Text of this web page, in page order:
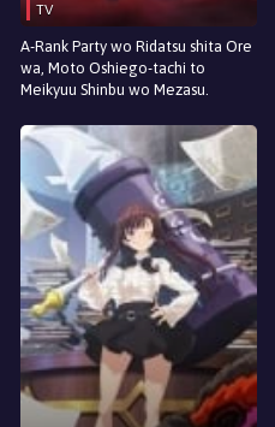
TV
A-Rank Party wo Ridatsu shita Ore
wa, Moto Oshiego-tachi to
Meikyuu Shinbu wo Mezasu.